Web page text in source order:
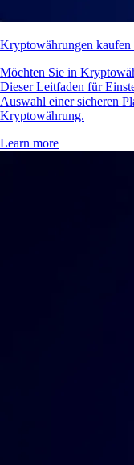
Kryptowährungen kaufen
Möchten Sie in
Dieser Leitfaden für
Auswahl einer sicheren
Kryptowährung.
Learn more